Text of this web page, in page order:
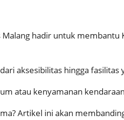
hadir untuk
aksesibilitas hingga fasilitas
atau kenyamanan
Artikel ini akan